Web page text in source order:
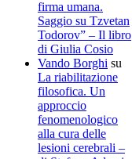
firma umana.
Saggio su Tzvetan
Todorov” – Il libro
di Giulia Cosio
Vando Borghi su
La riabilitazione
filosofica. Un
approccio
fenomenologico
alla cura delle
lesioni cerebrali –